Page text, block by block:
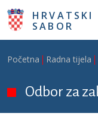
Skoči na glavni sadržaj
HRVATSKI
SABOR
Breadcrumb
Početna Radna tijela
Odbor za